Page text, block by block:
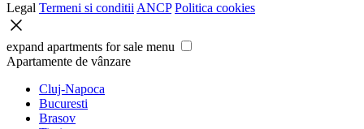
Legal Termeni si conditii ANCP Politica cookies
expand apartments for sale menu
Apartamente de vânzare
Cluj-Napoca
Bucuresti
Brasov